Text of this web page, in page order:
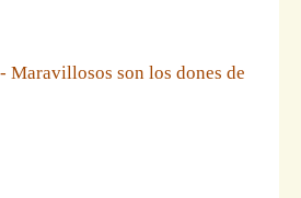
Maravillosos son los dones de